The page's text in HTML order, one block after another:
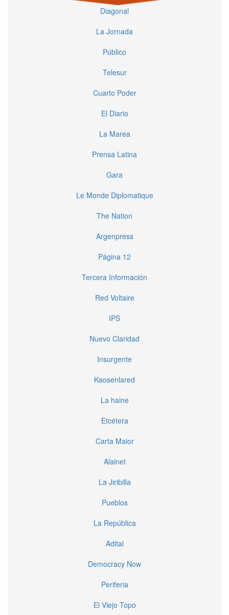
Diagonal
La Jornada
Público
Telesur
Cuarto Poder
El Diario
La Marea
Prensa Latina
Gara
Le Monde Diplomatique
The Nation
Argenpress
Página 12
Tercera Información
Red Voltaire
IPS
Nuevo Claridad
Insurgente
Kaosenlared
La haine
Etcétera
Carta Maior
Alainet
La Jiribilla
Pueblos
La República
Adital
Democracy Now
Periferia
El Viejo Topo